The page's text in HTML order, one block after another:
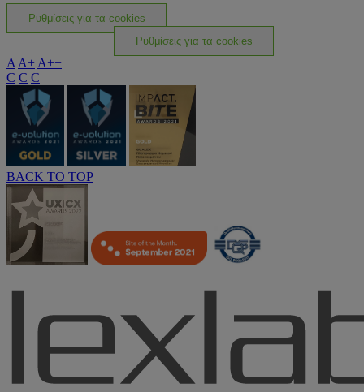
Ρυθμίσεις για τα cookies
Ρυθμίσεις για τα cookies
A A+ A++
C C C
BACK TO TOP